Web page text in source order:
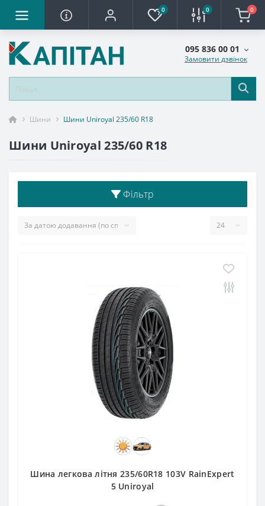
0 0 0
095 836 00 01
Замовити дзвінок
Шини Шини Uniroyal 235/60 R18
Шини Uniroyal 235/60 R18
Фільтр
Шина легкова літня 235/60R18 103V RainExpert
5 Uniroyal